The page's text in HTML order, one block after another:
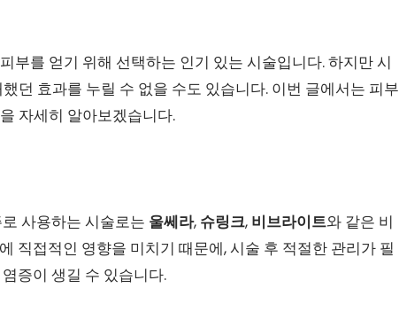
부를 얻기 위해 선택하는 인기 있는 시술입니다. 하지만 시
던 효과를 누릴 수 없을 수도 있습니다. 이번 글에서는 피부
자세히 알아보겠습니다.
사용하는 시술로는 울쎄라, 슈링크, 비브라이트와 같은 비
직접적인 영향을 미치기 때문에, 시술 후 적절한 관리가 필
증이 생길 수 있습니다.